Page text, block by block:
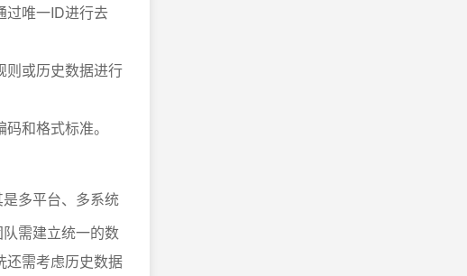
过唯一ID进行去
则或历史数据进行
和格式标准。
是多平台、多系统
需建立统一的数
还需考虑历史数据